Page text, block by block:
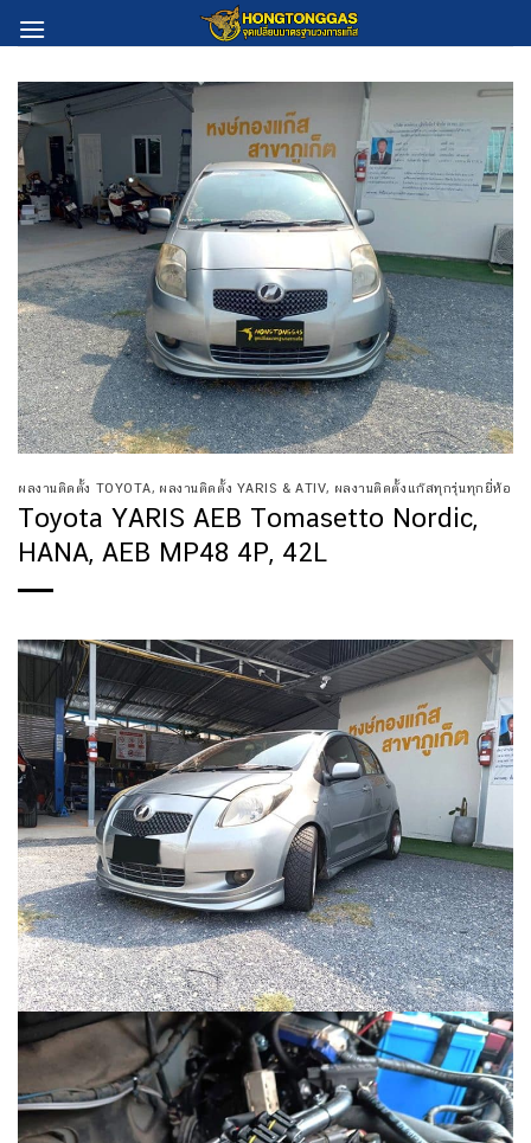
to
ผลงานติดตั้ง TOYOTA, ผลงานติดตั้ง YARIS & ATIV, ผลงานติดตั้งแก๊สทุกรุ่นทุกยี่ห้อ
Toyota YARIS AEB Tomasetto Nordic,
HANA, AEB MP48 4P, 42L